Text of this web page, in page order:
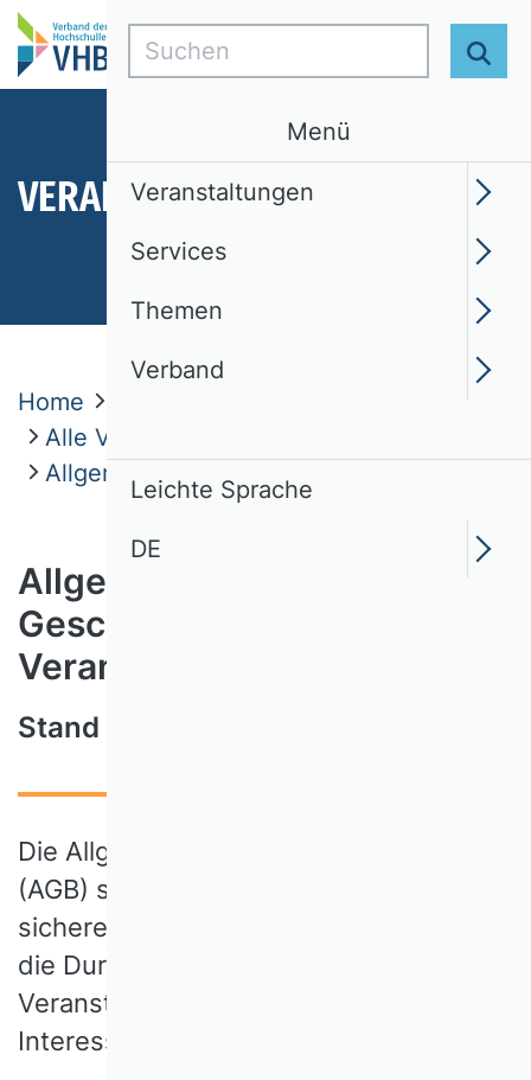
VERANSTALTUNGEN
Home
Alle Veranstaltungen
Allgemeine Geschäftsbedingungen (AGB)
Allgemeine
Geschäftsbedingungen für
Veranstaltungen
Stand 20. Oktober 2024
Die Allgemeinen Geschäftsbedingungen
(AGB) sollen dazu beitragen, ein
sicheres und organisiertes Umfeld für
die Durchführung unserer
Veranstaltungen zu schaffen und die
Interessen aller Beteiligten zu wahren.
Suchen
Menü
Veranstaltungen
Services
Themen
Verband
Leichte Sprache
DE